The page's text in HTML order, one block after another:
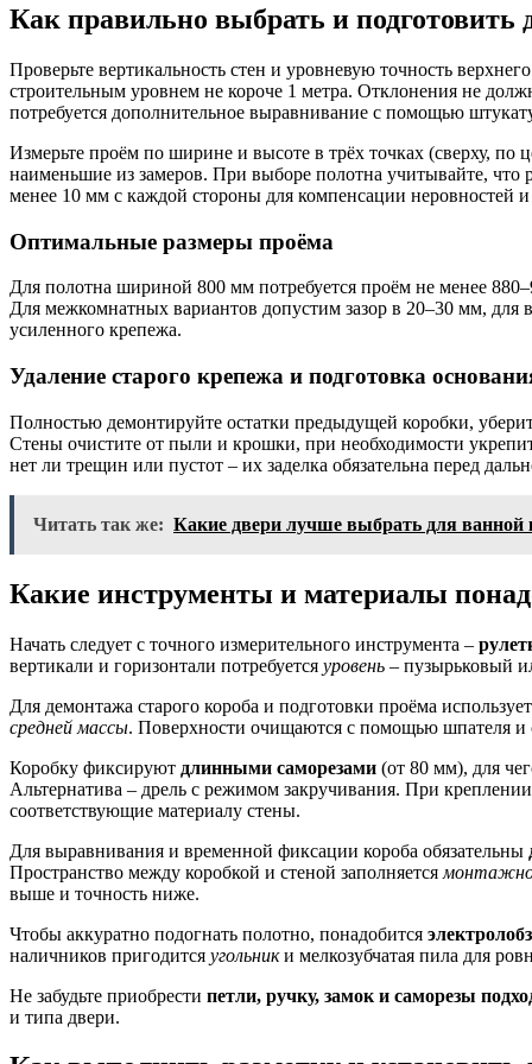
Как правильно выбрать и подготовить
Проверьте вертикальность стен и уровневую точность
строительным уровнем не короче 1 метра. Отклонения не
потребуется дополнительное выравнивание с помощью
Измерьте проём по ширине и высоте в трёх точках (сверху, по
наименьшие из замеров. При выборе полотна учитывайте, что
менее 10 мм с каждой стороны для компенсации неровностей и
Оптимальные размеры проёма
Для полотна шириной 800 мм потребуется проём не менее
Для межкомнатных вариантов допустим зазор в 20–30 мм,
усиленного крепежа.
Удаление старого крепежа и подготовка
Полностью демонтируйте остатки предыдущей коробки,
Стены очистите от пыли и крошки, при необходимости
нет ли трещин или пустот – их заделка обязательна перед
Читать так же: Какие двери лучше выбрать для
Какие инструменты и материалы
Начать следует с точного измерительного инструмента –
вертикали и горизонтали потребуется уровень – пузырьковый
Для демонтажа старого короба и подготовки проёма
средней массы. Поверхности очищаются с помощью шпателя
Коробку фиксируют длинными саморезами (от 80 мм), для
Альтернатива – дрель с режимом закручивания. При
соответствующие материалу стены.
Для выравнивания и временной фиксации короба обязательны
Пространство между коробкой и стеной заполняется
выше и точность ниже.
Чтобы аккуратно подогнать полотно, понадобится
наличников пригодится угольники мелкозубчатая пила для
Не забудьте приобрести петли, ручку, замок и саморезы
и типа двери.